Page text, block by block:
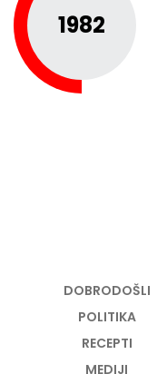
1982
DOBRODOŠLI
POLITIKA
RECEPTI
MEDIJI